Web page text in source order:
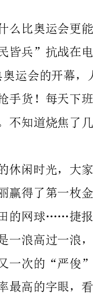
这段时间也是人们亮灯最长的时段，静谧的夜也被这雄壮、嘹
亮的国歌声和高高升起的国旗划破了！虽然赛程已经进行了大半，
可人们的耐却异常坚韧，别看他满脸的疲惫，可只要一提奥运就象
自8月13日随着雅典奥运会的开幕，人们便陷入了极度的兴奋
茶余饭后、工作间隙的休闲时光，大家谈得最多、最激动、最
剧烈的还是奥运。今天杜丽赢得了第一枚金牌，明天是张宁的羽毛
受力也在跟着经历那一次又一次的“严俊”考验。
奥运，已经是出现频率最高的字眼，看到的、听到的；大街